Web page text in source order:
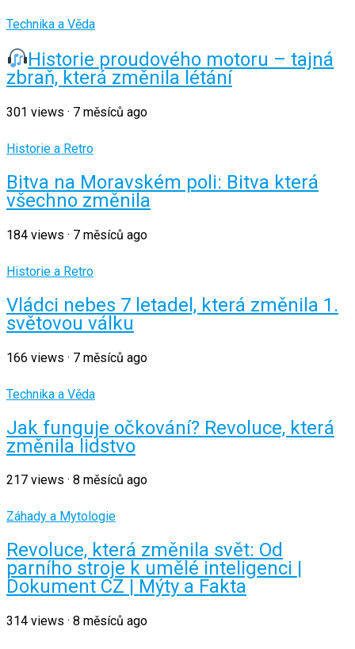
Technika a Věda
Historie proudového motoru – tajná
zbraň, která změnila létání
301 views · 7 měsíců ago
Historie a Retro
Bitva na Moravském poli: Bitva která
všechno změnila
184 views · 7 měsíců ago
Historie a Retro
Vládci nebes 7 letadel, která změnila 1.
světovou válku
166 views · 7 měsíců ago
Technika a Věda
Jak funguje očkování? Revoluce, která
změnila lidstvo
217 views · 8 měsíců ago
Záhady a Mytologie
Revoluce, která změnila svět: Od
parního stroje k umělé inteligenci |
Dokument CZ | Mýty a Fakta
314 views · 8 měsíců ago